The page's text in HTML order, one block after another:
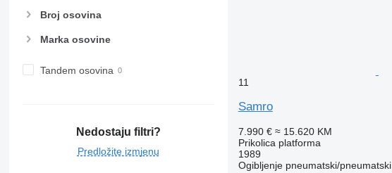
Broj osovina
Marka osovine
Tandem osovina
Nedostaju filtri?
Predložite izmjenu
11
Samro
7.990 € ≈ 15.620 KM
Prikolica platforma
1989
Ogibljenje pneumatski/pneumatski